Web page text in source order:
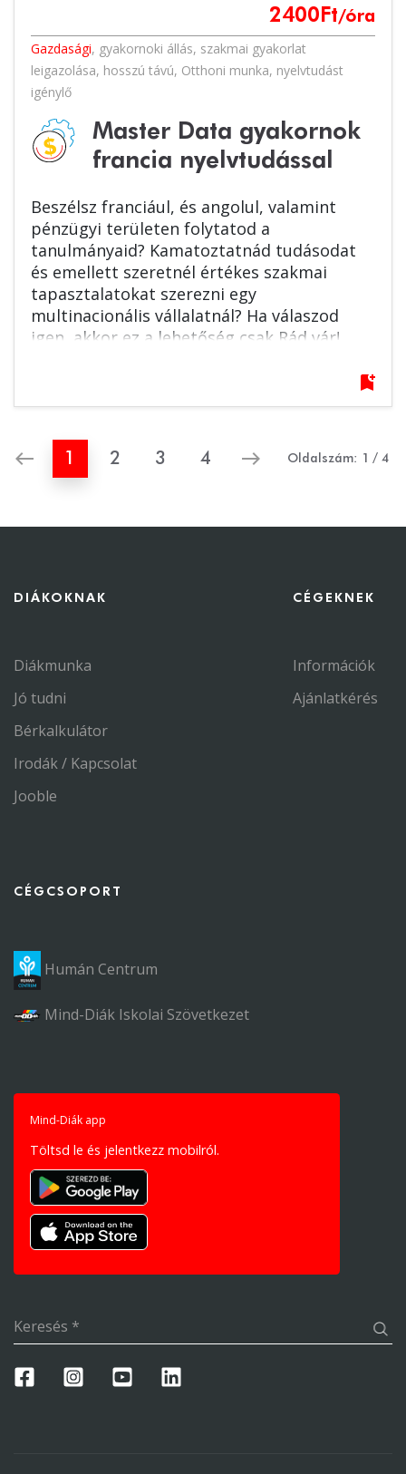
2400 Ft/óra
Gazdasági, gyakornoki állás, szakmai gyakorlat
leigazolása, hosszú távú, Otthoni munka, nyelvtudást
igénylő
Master Data gyakornok
francia nyelvtudással
Beszélsz franciául, és angolul, valamint
pénzügyi területen folytatod a
tanulmányaid? Kamatoztatnád tudásodat
és emellett szeretnél értékes szakmai
tapasztalatokat szerezni egy
multinacionális vállalatnál? Ha válaszod
igen, akkor ez a lehetőség csak Rád vár!
bookmark_add
west 1 2 3 4 east Oldalszám: 1 / 4
DIÁKOKNAK
Diákmunka
Jó tudni
Bérkalkulátor
Irodák / Kapcsolat
Jooble
CÉGEKNEK
Információk
Ajánlatkérés
CÉGCSOPORT
Humán Centrum
Mind-Diák Iskolai Szövetkezet
Mind-Diák app
Töltsd le és jelentkezz mobilról.
Keresés *